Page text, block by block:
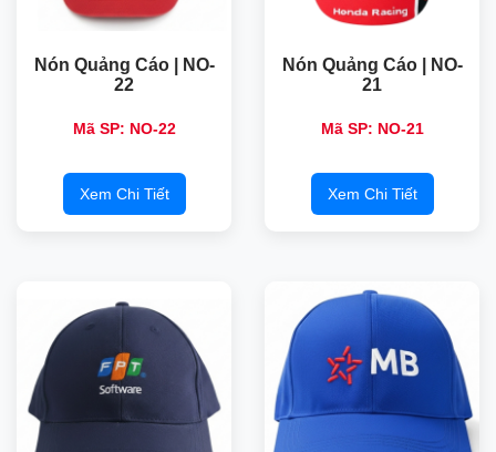
Nón Quảng Cáo | NO-
22
Mã SP: NO-22
Xem Chi Tiết
Nón Quảng Cáo | NO-
21
Mã SP: NO-21
Xem Chi Tiết